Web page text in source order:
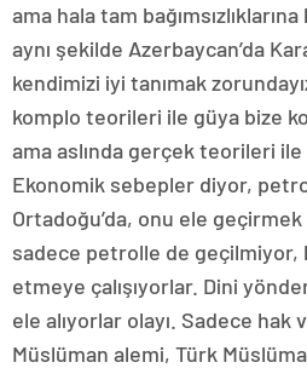
ama hala tam
aynı şekilde Azerbaycan’da
kendimizi iyi tanımak
komplo teorileri ile güya bize
ama aslında gerçek teorileri ile
Ekonomik sebepler diyor,
Ortadoğu’da, onu ele
sadece petrolle de geçilmiyor,
etmeye çalışıyorlar. Dini
ele alıyorlar olayı. Sadece hak
Müslüman alemi, Türk